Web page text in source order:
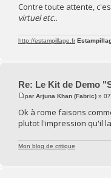
Contre toute attente,
virtuel etc..
http://estampillage.fr
Re: Le Kit de Demo
parArjuna Khan (Fabric) »
Ok à rome faisons
plutot l'impression qu'il
Mon blog de critique